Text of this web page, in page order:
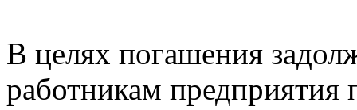
В целях погашения
работникам предприятия